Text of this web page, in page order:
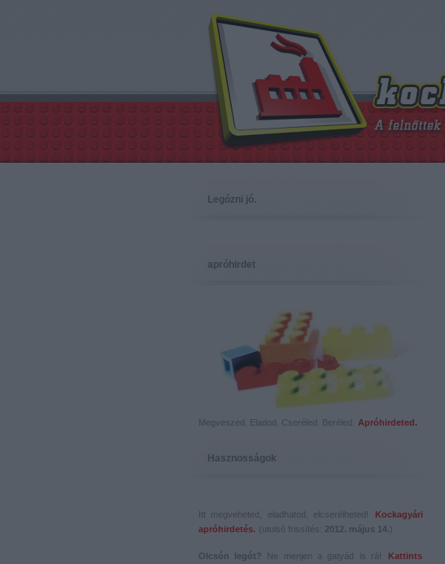
Legózni jó.
apróhirdet
Megveszed. Eladod. Cseréled. Beréled. Apróhirdeted.
Hasznosságok
Itt megveheted, eladhatod, elcserélheted!
Kockagyári
apróhirdetés. (utolsó frissítés: 2012. május 14.)
Olcsón legót? Ne menjen a gatyád is rá!
Kattints